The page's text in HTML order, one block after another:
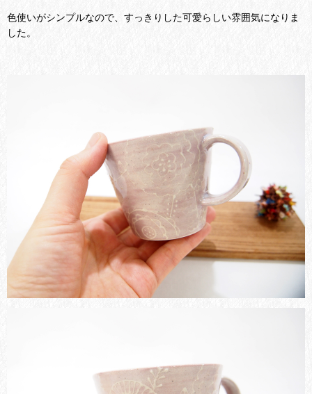
色使いがシンプルなので、すっきりした可愛らしい雰囲気になりま
した。